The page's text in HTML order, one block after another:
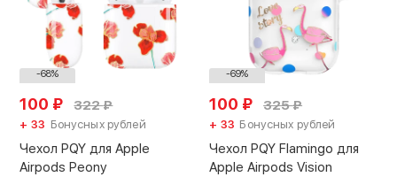
-68%
100 ₽ 322₽
+ 33 Бонусных рублей
Чехол PQY для Apple
Airpods Peony
-69%
100 ₽ 325₽
+ 33 Бонусных рублей
Чехол PQY Flamingo для
Apple Airpods Vision